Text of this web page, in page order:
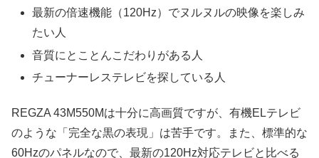
最新の倍速機能（120Hz）でヌルヌルの映像を楽しみ
たい人
音質にとことんこだわりがある人
チューナーレステレビを探している人
REGZA 43M550Mは十分に高画質ですが、有機ELテレビ
のような「完全な黒の表現」は苦手です。また、標準的な
60Hzのパネルなので、最新の120Hz対応テレビと比べる